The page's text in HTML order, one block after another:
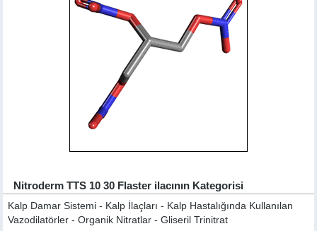
Nitroderm TTS 10 30 Flaster ilacının Kategorisi
Kalp Damar Sistemi - Kalp İlaçları - Kalp Hastalığında Kullanılan
Vazodilatörler - Organik Nitratlar - Gliseril Trinitrat